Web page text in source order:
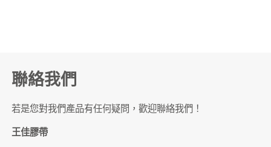
聯絡我們
若是您對我們產品有任何疑問，歡迎聯絡我們！
王佳膠帶